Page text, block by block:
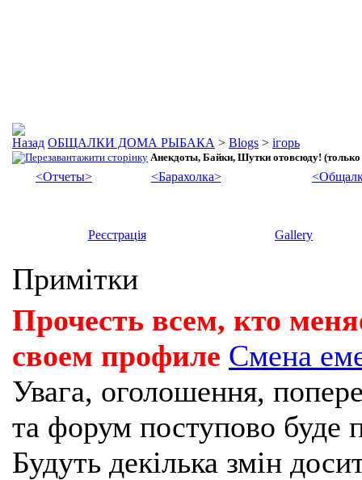
ОБЩАЛКИ ДОМА РЫБАКА > Blogs > ігорь
Анекдоты, Байки, Шутки отовсюду! (только
<Отчеты> <Барахолка>
Реєстрація Gallery
Примітки
Прочесть всем, кто
своем профиле Смена
Увага, оголошення,
та форум поступово буде
Будуть декілька змін